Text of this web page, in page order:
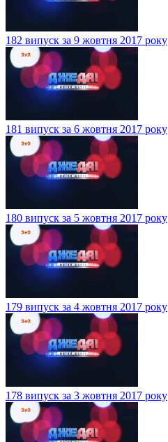
182 випуск за 9 жовтня 2017 року
181 випуск за 6 жовтня 2017 року
180 випуск за 5 жовтня 2017 року
179 випуск за 4 жовтня 2017 року
178 випуск за 3 жовтня 2017 року